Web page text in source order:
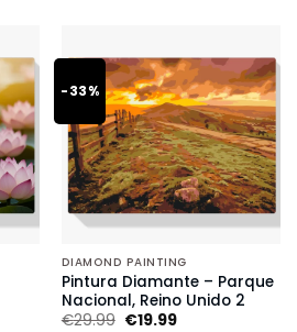
-33%
DIAMOND PAINTING
Pintura Diamante – Parque
Nacional, Reino Unido 2
€29.99 €19.99